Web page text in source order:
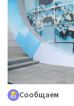
Сообщаем